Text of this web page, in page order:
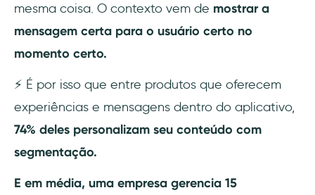
mesma coisa. O contexto vem de mostrar a
mensagem certa para o usuário certo no
momento certo.
⚡ É por isso que entre produtos que oferecem
experiências e mensagens dentro do aplicativo,
74% deles personalizam seu conteúdo com
segmentação.
E em média, uma empresa gerencia 15